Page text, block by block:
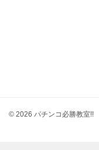
© 2026 パチンコ必勝教室!!